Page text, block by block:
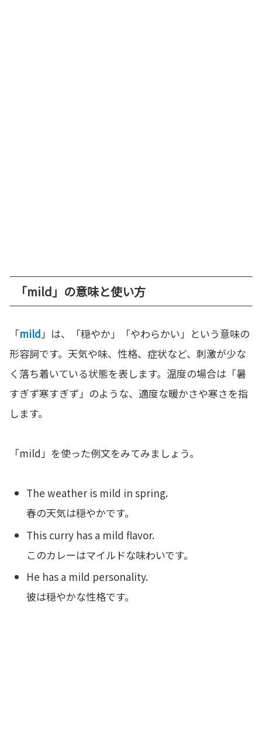
「mild」の意味と使い方
「mild」は、「穏やか」「やわらかい」という意味の
形容詞です。天気や味、性格、症状など、刺激が少な
く落ち着いている状態を表します。温度の場合は「暑
すぎず寒すぎず」のような、適度な暖かさや寒さを指
します。
「mild」を使った例文をみてみましょう。
The weather is mild in spring.
春の天気は穏やかです。
This curry has a mild flavor.
このカレーはマイルドな味わいです。
He has a mild personality.
彼は穏やかな性格です。